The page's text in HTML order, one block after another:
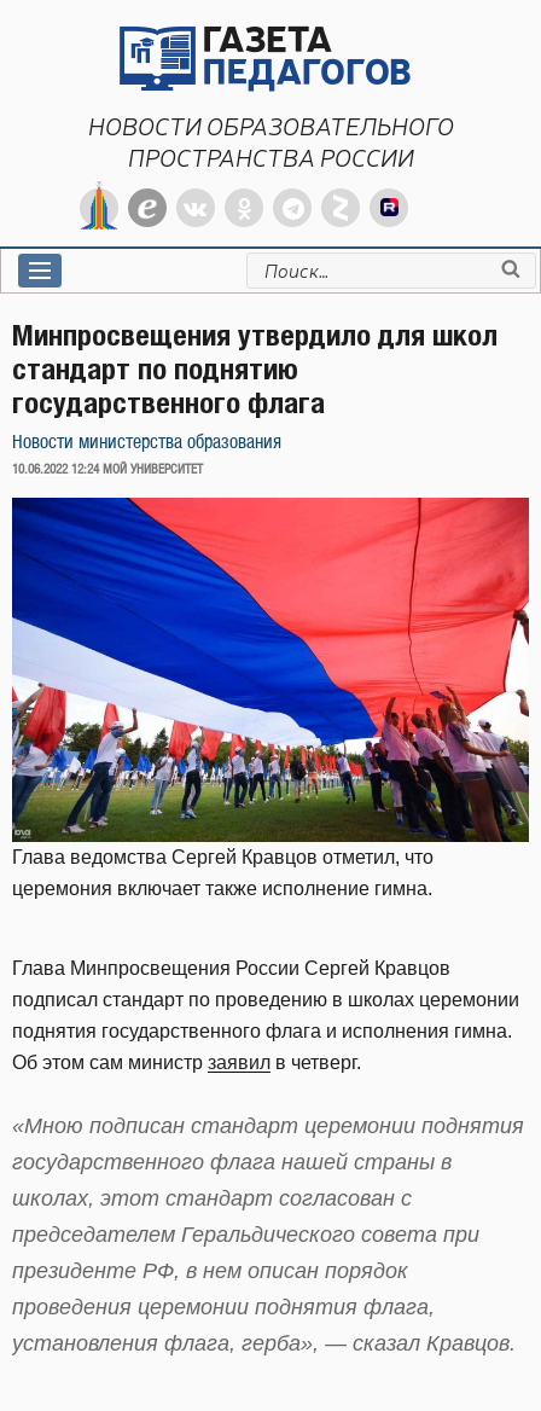
НОВОСТИ ОБРАЗОВАТЕЛЬНОГО
ПРОСТРАНСТВА РОССИИ
Искать:
Минпросвещения утвердило для школ
стандарт по поднятию
государственного флага
Новости министерства образования
ОПУБЛИКОВАНО
10.06.2022 12:24 МОЙ УНИВЕРСИТЕТ
Глава ведомства Сергей Кравцов отметил, что
церемония включает также исполнение гимна.
Глава Минпросвещения России Сергей Кравцов
подписал стандарт по проведению в школах церемонии
поднятия государственного флага и исполнения гимна.
Об этом сам министр заявил в четверг.
«Мною подписан стандарт церемонии поднятия
государственного флага нашей страны в
школах, этот стандарт согласован с
председателем Геральдического совета при
президенте РФ, в нем описан порядок
проведения церемонии поднятия флага,
установления флага, герба», — сказал Кравцов.